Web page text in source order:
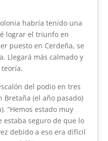
habría tenido una
lograr el triunfo en
puesto en Cerdeña, se
Llegará más calmado y
del podio en tres
Bretaña (el año pasado)
“Hemos estado muy
estaba seguro de que lo
debido a eso era difícil